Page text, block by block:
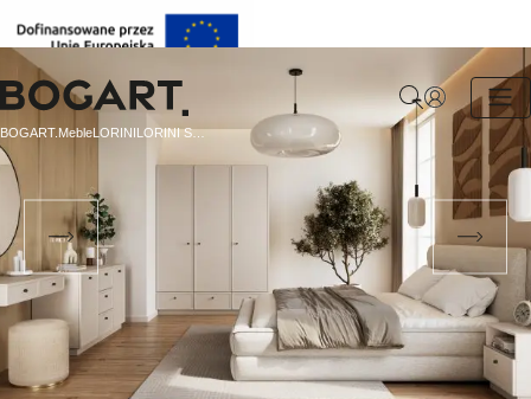
BOGART.
-
Strona
główna
BOGART.MebleLORINI LORINI SZAFKA NOCNA 45 1SZ